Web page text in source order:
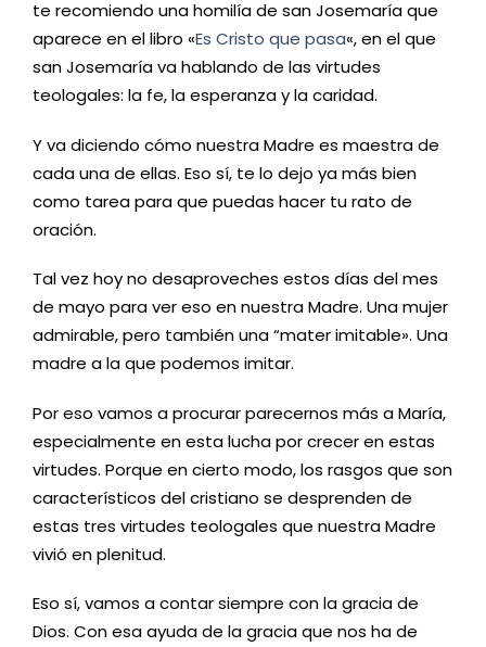
te recomiendo una homilía de san Josemaría que
aparece en el libro «Es Cristo que pasa«, en el que
san Josemaría va hablando de las virtudes
teologales: la fe, la esperanza y la caridad.
Y va diciendo cómo nuestra Madre es maestra de
cada una de ellas. Eso sí, te lo dejo ya más bien
como tarea para que puedas hacer tu rato de
oración.
Tal vez hoy no desaproveches estos días del mes
de mayo para ver eso en nuestra Madre. Una mujer
admirable, pero también una “mater imitable». Una
madre a la que podemos imitar.
Por eso vamos a procurar parecernos más a María,
especialmente en esta lucha por crecer en estas
virtudes. Porque en cierto modo, los rasgos que son
característicos del cristiano se desprenden de
estas tres virtudes teologales que nuestra Madre
vivió en plenitud.
Eso sí, vamos a contar siempre con la gracia de
Dios. Con esa ayuda de la gracia que nos ha de